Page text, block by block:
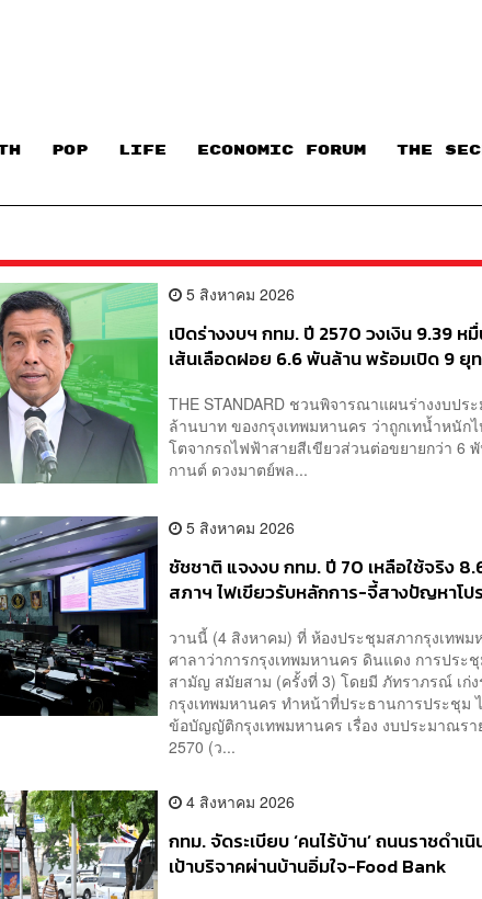
POP LIFE ECONOMIC FORUM THE
5 สิงหาคม 2026
เปิดร่างงบฯ กทม. ปี 2570 วงเงิน 9.39
เส้นเลือดฝอย 6.6 พันล้าน พร้อมเปิด 9
THE STANDARD ชวนพิจารณาแผนร่างงบปร
ล้านบาท ของกรุงเทพมหานคร ว่าถูกเทน้ำหนั
โตจากรถไฟฟ้าสายสีเขียวส่วนต่อขยายกว่า
กานต์ ดวงมาตย์พล...
5 สิงหาคม 2026
ชัชชาติ แจงงบ กทม. ปี 70 เหลือใช้จริง
สภาฯ ไฟเขียวรับหลักการ-จี้สางปัญหาโป
วานนี้ (4 สิงหาคม) ที่ ห้องประชุมสภากรุงเทพ
ศาลาว่าการกรุงเทพมหานคร ดินแดง การประ
สามัญ สมัยสาม (ครั้งที่ 3) โดยมี ภัทราภรณ์ เก่ง
กรุงเทพมหานคร ทำหน้าที่ประธานการประชุม
ข้อบัญญัติกรุงเทพมหานคร เรื่อง งบประมาณร
2570 (ว...
4 สิงหาคม 2026
กทม. จัดระเบียบ ‘คนไร้บ้าน’ ถนนราชดำ
เป้าบริจาคผ่านบ้านอิ่มใจ-Food Bank